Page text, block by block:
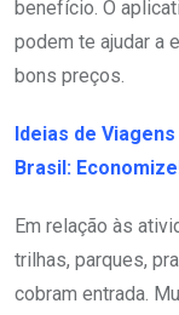
benefício. O
podem te ajudar a
bons preços.
Ideias de
Brasil:
Em relação às
trilhas, parques,
cobram entrada.